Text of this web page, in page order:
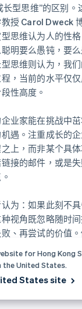
长型思维”的区别
授 Carol Dweck
思维认为人的性
明要么愚钝，要
思维则认为，我
，当前的水平仅
性高度。
业家能在挑战中
遇。注重成长的
上，而非某个具
接的邮件，或是
为：如果此刻不
视角既忽略随时
、再尝试的价值
领悟的时刻，让高
事物，实践新想法
for Hong Kong
the United States.
States site